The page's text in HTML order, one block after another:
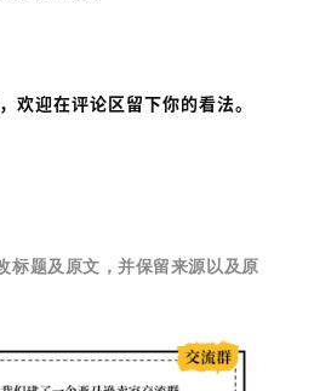
欢迎在评论区留下你的看法。
标题及原文，并保留来源以及原